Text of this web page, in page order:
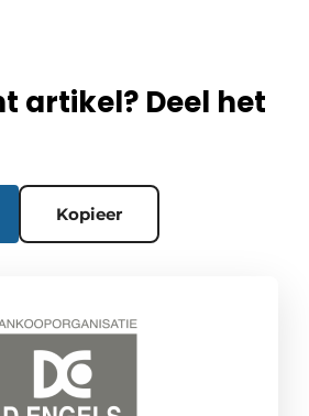
artikel? Deel het
Kopieer